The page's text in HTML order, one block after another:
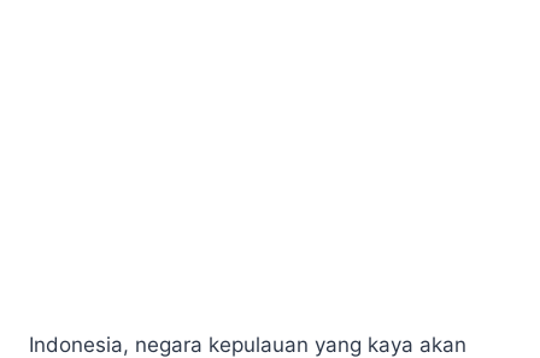
Indonesia, negara kepulauan yang kaya akan